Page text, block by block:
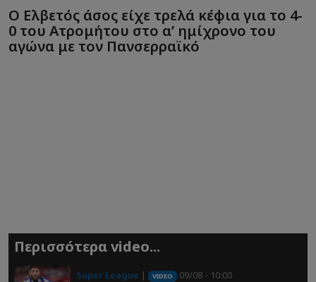
Ο Ελβετός άσος είχε τρελά κέφια για το 4-
0 του Ατρομήτου στο α’ ημίχρονο του
αγώνα με τον Πανσερραϊκό
Περισσότερα video...
Super League | VIDEO 09/08 - 10:00